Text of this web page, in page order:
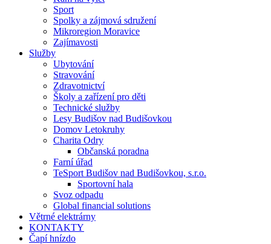
Sport
Spolky a zájmová sdružení
Mikroregion Moravice
Zajímavosti
Služby
Ubytování
Stravování
Zdravotnictví
Školy a zařízení pro děti
Technické služby
Lesy Budišov nad Budišovkou
Domov Letokruhy
Charita Odry
Občanská poradna
Farní úřad
TeSport Budišov nad Budišovkou, s.r.o.
Sportovní hala
Svoz odpadu
Global financial solutions
Větrné elektrárny
KONTAKTY
Čapí hnízdo